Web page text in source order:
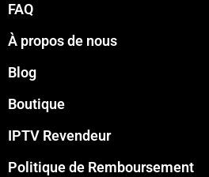
FAQ
À propos de nous
Blog
Boutique
IPTV Revendeur
Politique de Remboursement